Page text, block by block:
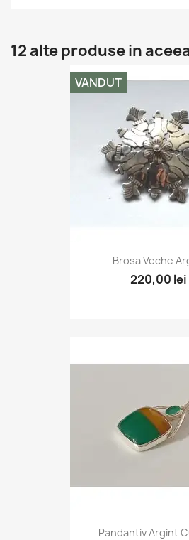
12 alte produse in
Brosa Veche
220,00 lei
VANDUT
Pandantiv Argint